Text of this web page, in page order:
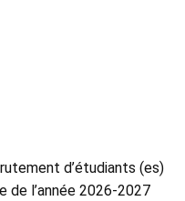
d’étudiants (es)
de l’année 2026-2027